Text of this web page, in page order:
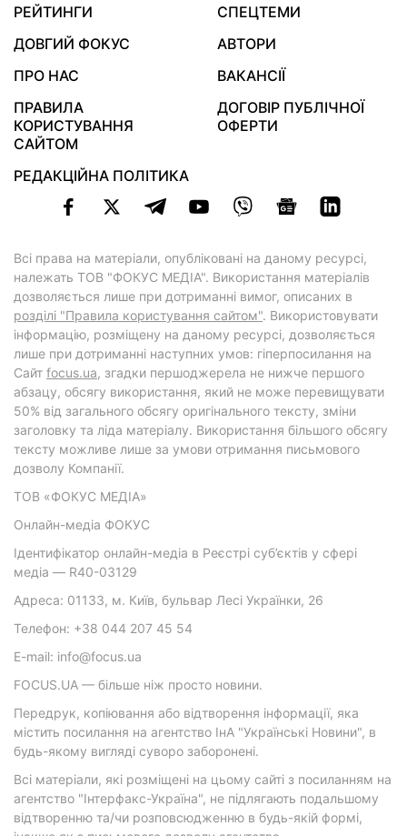
РЕЙТИНГИ
СПЕЦТЕМИ
ДОВГИЙ ФОКУС
АВТОРИ
ПРО НАС
ВАКАНСІЇ
ПРАВИЛА
КОРИСТУВАННЯ
САЙТОМ
ДОГОВІР ПУБЛІЧНОЇ
ОФЕРТИ
РЕДАКЦІЙНА ПОЛІТИКА
Всі права на матеріали, опубліковані на даному ресурсі,
належать ТОВ "ФОКУС МЕДІА". Використання матеріалів
дозволяється лише при дотриманні вимог, описаних в
розділі "Правила користування сайтом". Використовувати
інформацію, розміщену на даному ресурсі, дозволяється
лише при дотриманні наступних умов: гіперпосилання на
Cайт focus.ua, згадки першоджерела не нижче першого
абзацу, обсягу використання, який не може перевищувати
50% від загального обсягу оригінального тексту, зміни
заголовку та ліда матеріалу. Використання більшого обсягу
тексту можливе лише за умови отримання письмового
дозволу Компанії.
ТОВ «ФОКУС МЕДІА»
Онлайн-медіа ФОКУС
Ідентифікатор онлайн-медіа в Реєстрі суб’єктів у сфері
медіа — R40-03129
Адреса: 01133, м. Київ, бульвар Лесі Українки, 26
Телефон: +38 044 207 45 54
E-mail: info@focus.ua
FOCUS.UA — більше ніж просто новини.
Передрук, копіювання або відтворення інформації, яка
містить посилання на агентство ІнА "Українські Новини", в
будь-якому вигляді суворо заборонені.
Всі матеріали, які розміщені на цьому сайті з посиланням на
агентство "Інтерфакс-Україна", не підлягають подальшому
відтворенню та/чи розповсюдженню в будь-якій формі,